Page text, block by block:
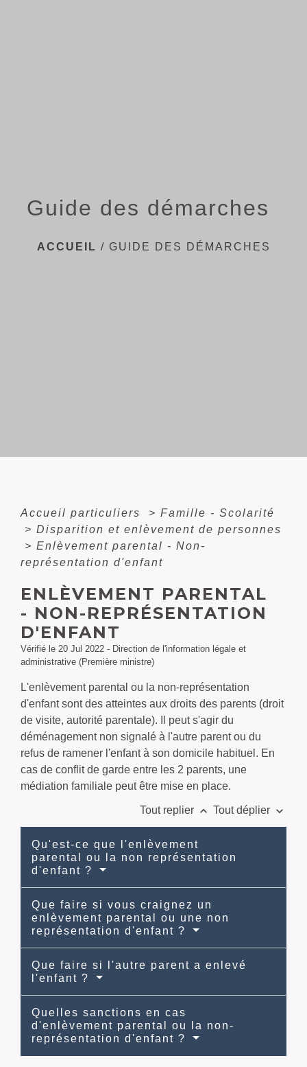
Guide des démarches
ACCUEIL / GUIDE DES DÉMARCHES
Accueil particuliers > Famille - Scolarité
> Disparition et enlèvement de personnes
> Enlèvement parental - Non-
représentation d'enfant
ENLÈVEMENT PARENTAL
- NON-REPRÉSENTATION
D'ENFANT
Vérifié le 20 Jul 2022 - Direction de l'information légale et
administrative (Première ministre)
L'enlèvement parental ou la non-représentation
d'enfant sont des atteintes aux droits des parents (droit
de visite, autorité parentale). Il peut s'agir du
déménagement non signalé à l'autre parent ou du
refus de ramener l'enfant à son domicile habituel. En
cas de conflit de garde entre les 2 parents, une
médiation familiale peut être mise en place.
Tout replier keyboard_arrow_up Tout déplier keyboard_arrow_down
Qu'est-ce que l'enlèvement
parental ou la non représentation
d'enfant ?
Que faire si vous craignez un
enlèvement parental ou une non
représentation d'enfant ?
Que faire si l'autre parent a enlevé
l'enfant ?
Quelles sanctions en cas
d'enlèvement parental ou la non-
représentation d'enfant ?